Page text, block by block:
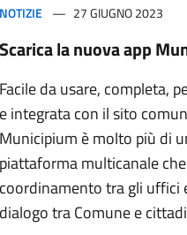
NOTIZIE 27 GIUGNO 2023
Scarica la nuova app
Facile da usare, completa,
e integrata con il sito
Municipium è molto più di
piattaforma multicanale
coordinamento tra gli uffici
dialogo tra Comune e